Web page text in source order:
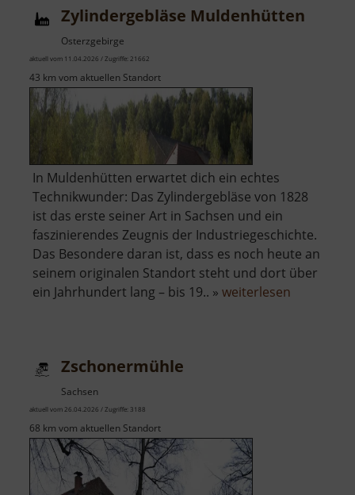
Zylindergebläse Muldenhütten
Osterzgebirge
aktuell vom 11.04.2026 / Zugriffe: 21662
43 km vom aktuellen Standort
In Muldenhütten erwartet dich ein echtes
Technikwunder: Das Zylindergebläse von 1828
ist das erste seiner Art in Sachsen und ein
faszinierendes Zeugnis der Industriegeschichte.
Das Besondere daran ist, dass es noch heute an
seinem originalen Standort steht und dort über
ein Jahrhundert lang – bis 19.. » weiterlesen
Zschonermühle
Sachsen
aktuell vom 26.04.2026 / Zugriffe: 3188
68 km vom aktuellen Standort